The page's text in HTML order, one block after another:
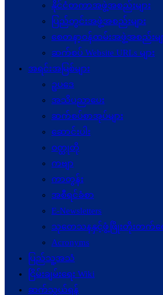
နိုင်ငံတကာအဖွဲ့အစည်းများ
ပြည်တွင်းအဖွဲ့အစည်းများ
စေတနာ့ဝန်ထမ်းအဖွဲ့အစည်းမျ
ဆက်စပ် Website URLs များ
အရင်းအမြစ်များ
ဥပဒေ
အသိပညာပေး
ဆက်စပ်စာအုပ်များ
ဆောင်းပါး
ဝတ္ထုတို
ကဗျာ
ကာတွန်း
အစီရင်ခံစာ
E-Newsletters
သုတေသနနှင့်ဖွံ့ဖြိုးတိုးတက်ရ
Acronyms
ပြည်သူ့အသံ
ငြိမ်းချမ်းရေး Wiki
ဆက်သွယ်ရန်